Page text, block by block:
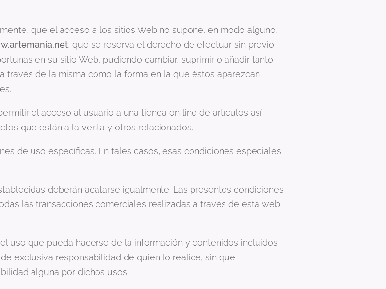
que el acceso a los sitios Web no supone, en modo alguno,
, que se reserva el derecho de efectuar sin previo
en su sitio Web, pudiendo cambiar, suprimir o añadir tanto
través de la misma como la forma en la que éstos aparezcan
el acceso al usuario a una tienda on line de artículos así
que están a la venta y otros relacionados.
de uso específicas. En tales casos, esas condiciones especiales
deberán acatarse igualmente. Las presentes condiciones
las transacciones comerciales realizadas a través de esta web
uso que pueda hacerse de la información y contenidos incluidos
exclusiva responsabilidad de quien lo realice, sin que
alguna por dichos usos.